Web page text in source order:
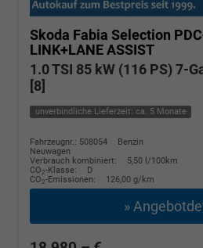
Skoda Fabia Selection
LINK+LANE ASSIST
1.0 TSI 85 kW (116 PS) 7-
[8]
unverbindliche Lieferzeit: ca. 5 Monate
Fahrzeugnr.: 508054
Benzin
Neuwagen
Verbrauch kombiniert:
5,50 l/100km
CO2-Klasse:
D
CO2-Emissionen: 126,00 g/km
»